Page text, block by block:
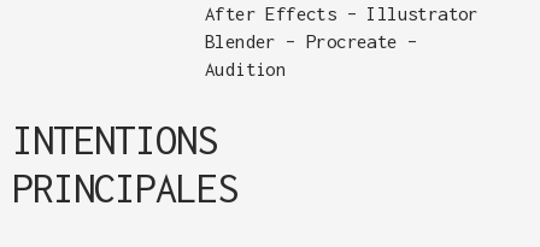
After Effects – Illustrator
Blender – Procreate –
Audition
INTENTIONS
PRINCIPALES